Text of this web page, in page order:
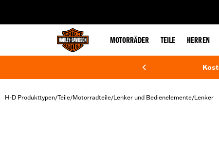
MOTORRÄDER TEILE HERREN
H-D Produkttypen/Teile/Motorradteile/Lenker und Bedienelemente/Lenker